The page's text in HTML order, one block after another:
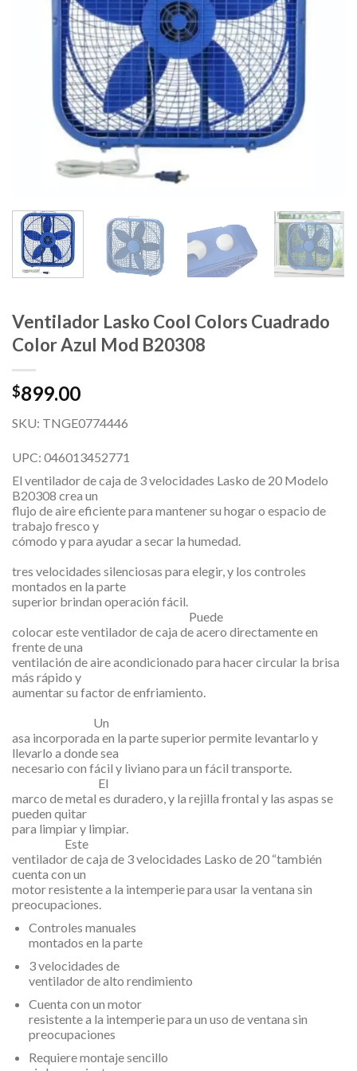
Ventilador Lasko Cool Colors Cuadrado
Color Azul Mod B20308
$899.00
SKU: TNGE0774446
UPC: 046013452771
El ventilador de caja de 3 velocidades Lasko de 20 Modelo
B20308 crea un
flujo de aire eficiente para mantener su hogar o espacio de
trabajo fresco y
cómodo y para ayudar a secar la humedad.
tres velocidades silenciosas para elegir, y los controles
montados en la parte
superior brindan operación fácil.
Puede
colocar este ventilador de caja de acero directamente en
frente de una
ventilación de aire acondicionado para hacer circular la brisa
más rápido y
aumentar su factor de enfriamiento.
Un
asa incorporada en la parte superior permite levantarlo y
llevarlo a donde sea
necesario con fácil y liviano para un fácil transporte.
El
marco de metal es duradero, y la rejilla frontal y las aspas se
pueden quitar
para limpiar y limpiar.
Este
ventilador de caja de 3 velocidades Lasko de 20 “también
cuenta con un
motor resistente a la intemperie para usar la ventana sin
preocupaciones.
Controles manuales
montados en la parte
3 velocidades de
ventilador de alto rendimiento
Cuenta con un motor
resistente a la intemperie para un uso de ventana sin
preocupaciones
Requiere montaje sencillo